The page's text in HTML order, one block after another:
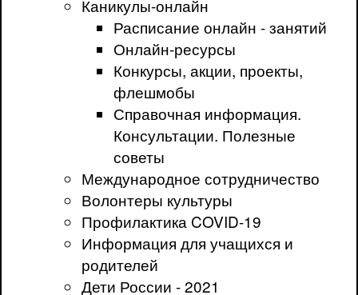
Каникулы-онлайн
Расписание онлайн - занятий
Онлайн-ресурсы
Конкурсы, акции, проекты,
флешмобы
Справочная информация.
Консультации. Полезные
советы
Международное сотрудничество
Волонтеры культуры
Профилактика COVID-19
Информация для учащихся и
родителей
Дети России - 2021